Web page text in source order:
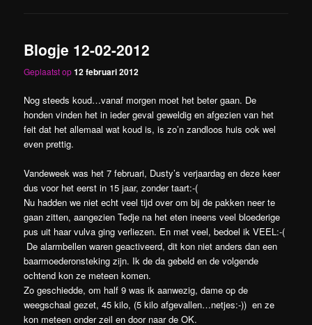
Blogje 12-02-2012
Geplaatst op12 februari 2012
Nog steeds koud…vanaf morgen moet het beter gaan. De
honden vinden het in ieder geval geweldig en afgezien van het
feit dat het allemaal wat koud is, is zo’n zandloos huis ook wel
even prettig.
Vandeweek was het 7 februari, Dusty’s verjaardag en deze keer
dus voor het eerst in 15 jaar, zonder taart:-(
Nu hadden we niet echt veel tijd over om bij de pakken neer te
gaan zitten, aangezien Tedje na het eten ineens veel bloederige
pus uit haar vulva ging verliezen. En met veel, bedoel ik VEEL:-(
De alarmbellen waren geactiveerd, dit kon niet anders dan een
baarmoederonsteking zijn. Ik de da gebeld en de volgende
ochtend kon ze meteen komen.
Zo geschiedde, om half 9 was ik aanwezig, dame op de
weegschaal gezet, 45 kilo, (5 kilo afgevallen…netjes:-)) en ze
kon meteen onder zeil en door naar de OK.